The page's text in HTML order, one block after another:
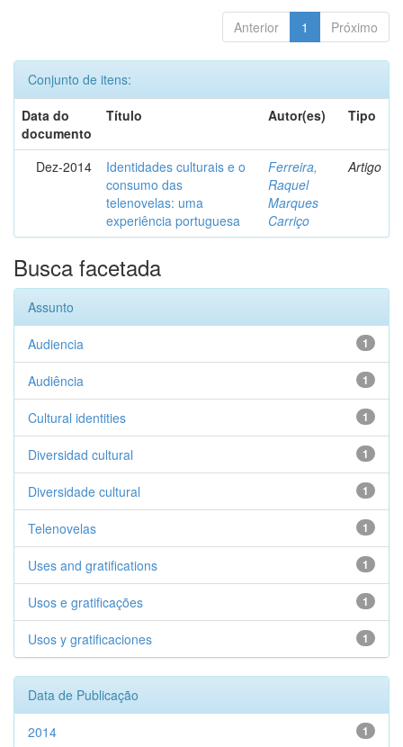
Anterior 1 Próximo
Conjunto de itens:
Data do
documento
Título Autor(es) Tipo
Dez-2014
Identidades culturais e o
consumo das
telenovelas: uma
experiência portuguesa
Ferreira,
Raquel
Marques
Carriço
Artigo
Busca facetada
Assunto
1
Audiencia
1
Audiência
1
Cultural identities
1
Diversidad cultural
1
Diversidade cultural
1
Telenovelas
1
Uses and gratifications
1
Usos e gratificações
1
Usos y gratificaciones
Data de Publicação
1
2014